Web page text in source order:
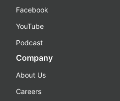
Facebook
YouTube
Podcast
Company
About Us
Careers